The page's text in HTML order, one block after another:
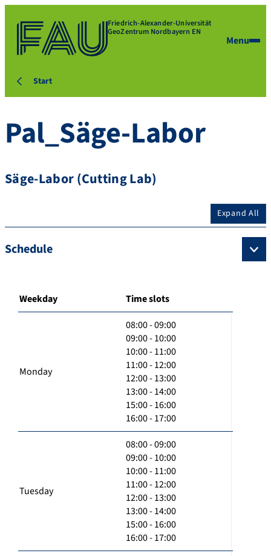
Friedrich-Alexander-Universität
GeoZentrum Nordbayern EN
Menu
Start
Pal_Säge-Labor
Säge-Labor (Cutting Lab)
Expand All
Schedule
Weekday Time slots
Monday
08:00 - 09:00
09:00 - 10:00
10:00 - 11:00
11:00 - 12:00
12:00 - 13:00
13:00 - 14:00
15:00 - 16:00
16:00 - 17:00
Tuesday
08:00 - 09:00
09:00 - 10:00
10:00 - 11:00
11:00 - 12:00
12:00 - 13:00
13:00 - 14:00
15:00 - 16:00
16:00 - 17:00